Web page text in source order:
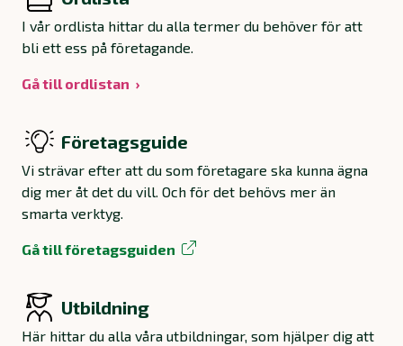
I vår ordlista hittar du alla termer du behöver för att
bli ett ess på företagande.
Gå till ordlistan
Företagsguide
Vi strävar efter att du som företagare ska kunna ägna
dig mer åt det du vill. Och för det behövs mer än
smarta verktyg.
Gå till företagsguiden
Utbildning
Här hittar du alla våra utbildningar, som hjälper dig att